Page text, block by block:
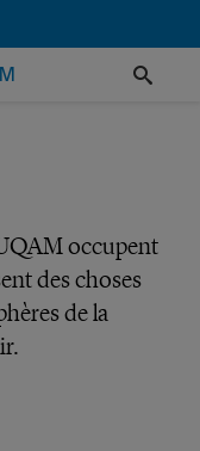
occupent
des choses
de la